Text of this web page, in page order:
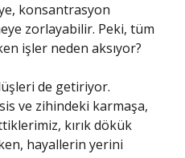
konsantrasyon
zorlayabilir. Peki, tüm
işler neden aksıyor?
de getiriyor.
ve zihindeki karmaşa,
kırık dökük
hayallerin yerini